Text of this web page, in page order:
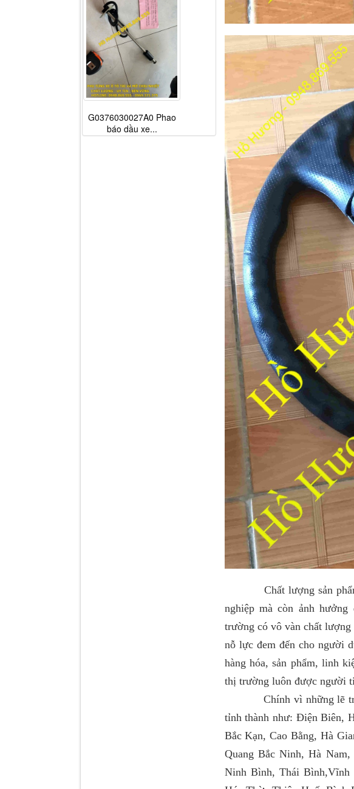
Chất lượng sản phẩm
nghiệp mà còn ảnh
trường có vô vàn chất
nỗ lực đem đến cho người
hàng hóa, sản phẩm, linh
thị trường luôn được người
Chính vì những lẽ trên
tỉnh thành như: Điện Biên,
Bắc Kạn, Cao Bằng, Hà
Quang Bắc Ninh, Hà
Ninh Bình, Thái Bình,Vĩnh
G0376030027A0 Phao
báo dầu xe...